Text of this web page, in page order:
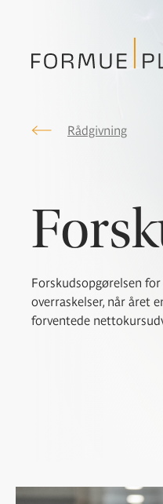
Rådgivning
Forskudsopgørelsen
overraskelser, når året
forventede